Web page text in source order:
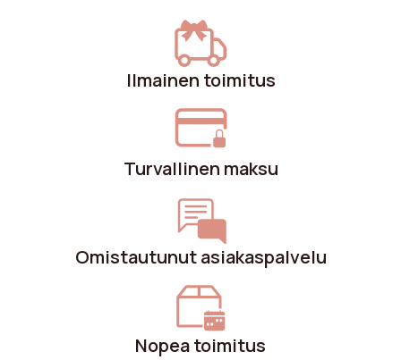
Ilmainen toimitus
Turvallinen maksu
Omistautunut asiakaspalvelu
Nopea toimitus